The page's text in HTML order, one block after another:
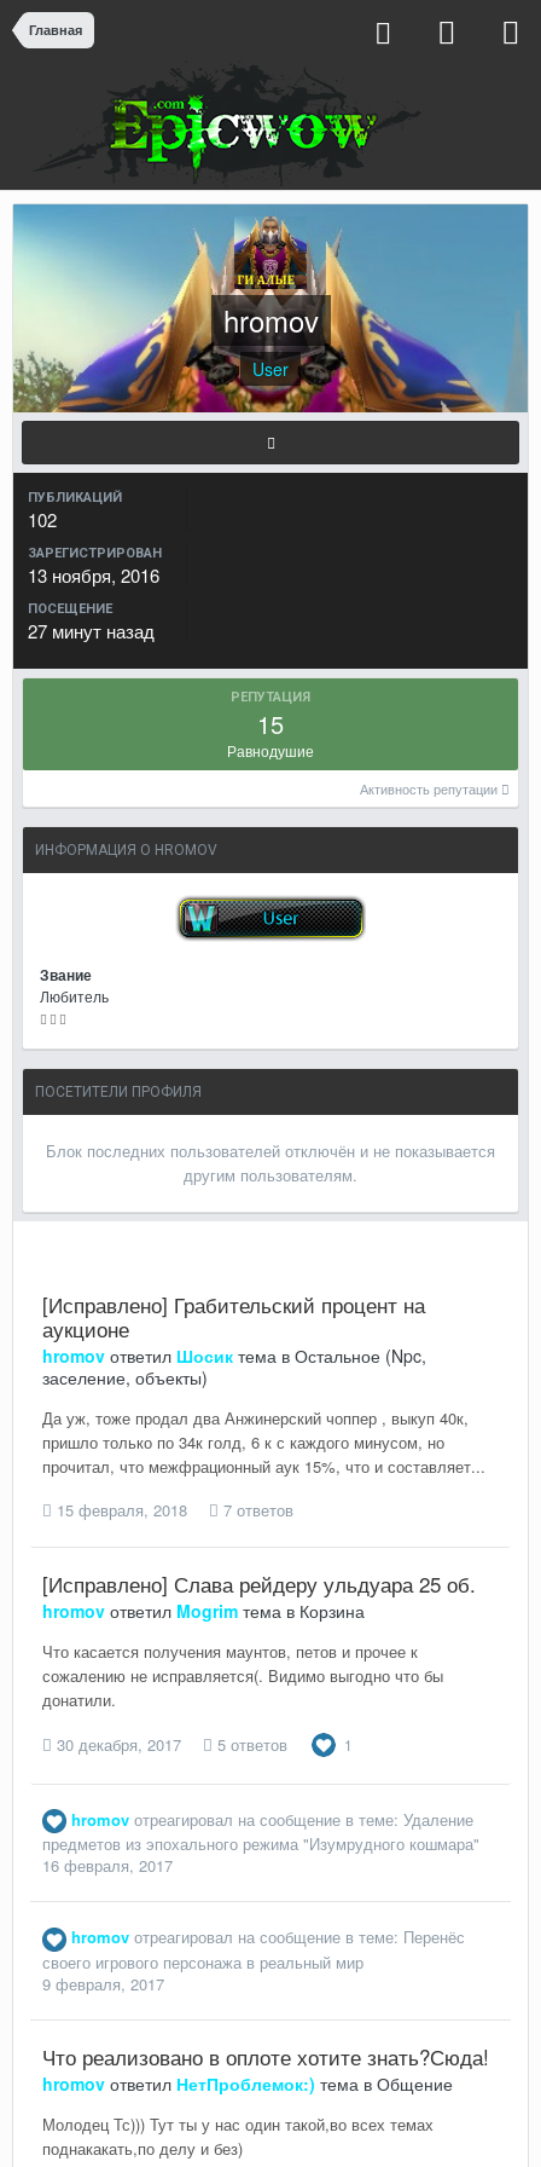
Главная
hromov
User
ПУБЛИКАЦИЙ
102
ЗАРЕГИСТРИРОВАН
13 ноября, 2016
ПОСЕЩЕНИЕ
27 минут назад
РЕПУТАЦИЯ
15
Равнодушие
Активность репутации
ИНФОРМАЦИЯ О HROMOV
Звание
Любитель
ПОСЕТИТЕЛИ ПРОФИЛЯ
Блок последних пользователей отключён и не показывается
другим пользователям.
[Исправлено] Грабительский процент на
аукционе
hromov ответил Шосик тема в Остальное (Npc,
заселение, объекты)
Да уж, тоже продал два Анжинерский чоппер , выкуп 40к,
пришло только по 34к голд, 6 к с каждого минусом, но
прочитал, что межфрационный аук 15%, что и составляет...
15 февраля, 2018
7 ответов
[Исправлено] Слава рейдеру ульдуара 25 об.
hromov ответил Mogrim тема в Корзина
Что касается получения маунтов, петов и прочее к
сожалению не исправляется(. Видимо выгодно что бы
донатили.
30 декабря, 2017
5 ответов 1
hromov отреагировал на сообщение в теме: Удаление
предметов из эпохального режима "Изумрудного кошмара"
16 февраля, 2017
hromov отреагировал на сообщение в теме: Перенёс
своего игрового персонажа в реальный мир
9 февраля, 2017
Что реализовано в оплоте хотите знать?Сюда!
hromov ответил НетПроблемок:) тема в Общение
Молодец Тс))) Тут ты у нас один такой,во всех темах
поднакакать,по делу и без)